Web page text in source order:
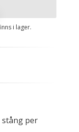
i lager.
stång per